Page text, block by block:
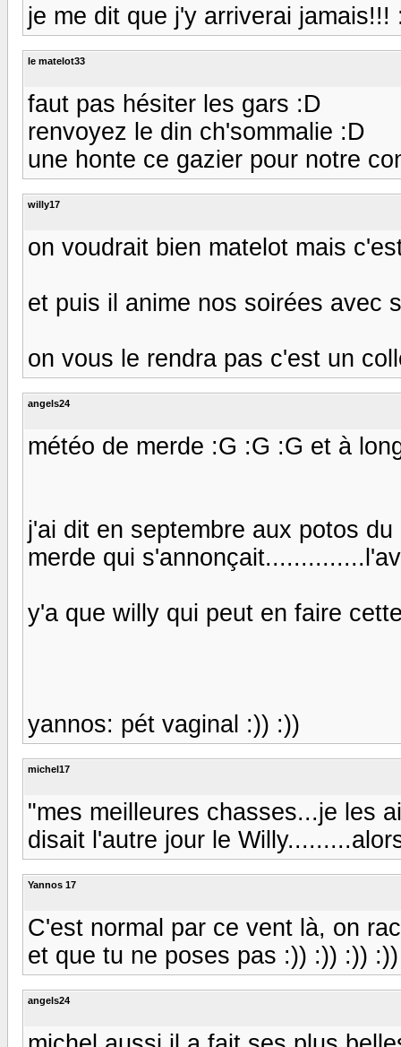
je me dit que j'y arriverai
le matelot33
faut pas hésiter les gars :D
renvoyez le din ch'sommalie :D
une honte ce gazier pour notre
willy17
on voudrait bien matelot mais
et puis il anime nos soirées avec
on vous le rendra pas c'est un
angels24
météo de merde :G :G :G et à
j'ai dit en septembre aux potos
merde qui
y'a que willy qui peut en faire
yannos: pét vaginal :)) :))
michel17
"mes meilleures chasses...je les
disait l'autre jour le
Yannos 17
C'est normal par ce vent là, on
et que tu ne poses pas :)) :)) :)) :))
angels24